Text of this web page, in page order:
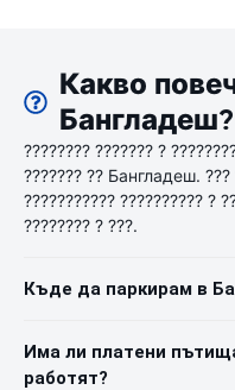
Какво
Бангладеш?
???????? ??????? ?
??????? ?? Бангладеш. ???
??????????? ?????????? ?
???????? ? ???.
Къде да паркирам в
Има ли платени
работят?